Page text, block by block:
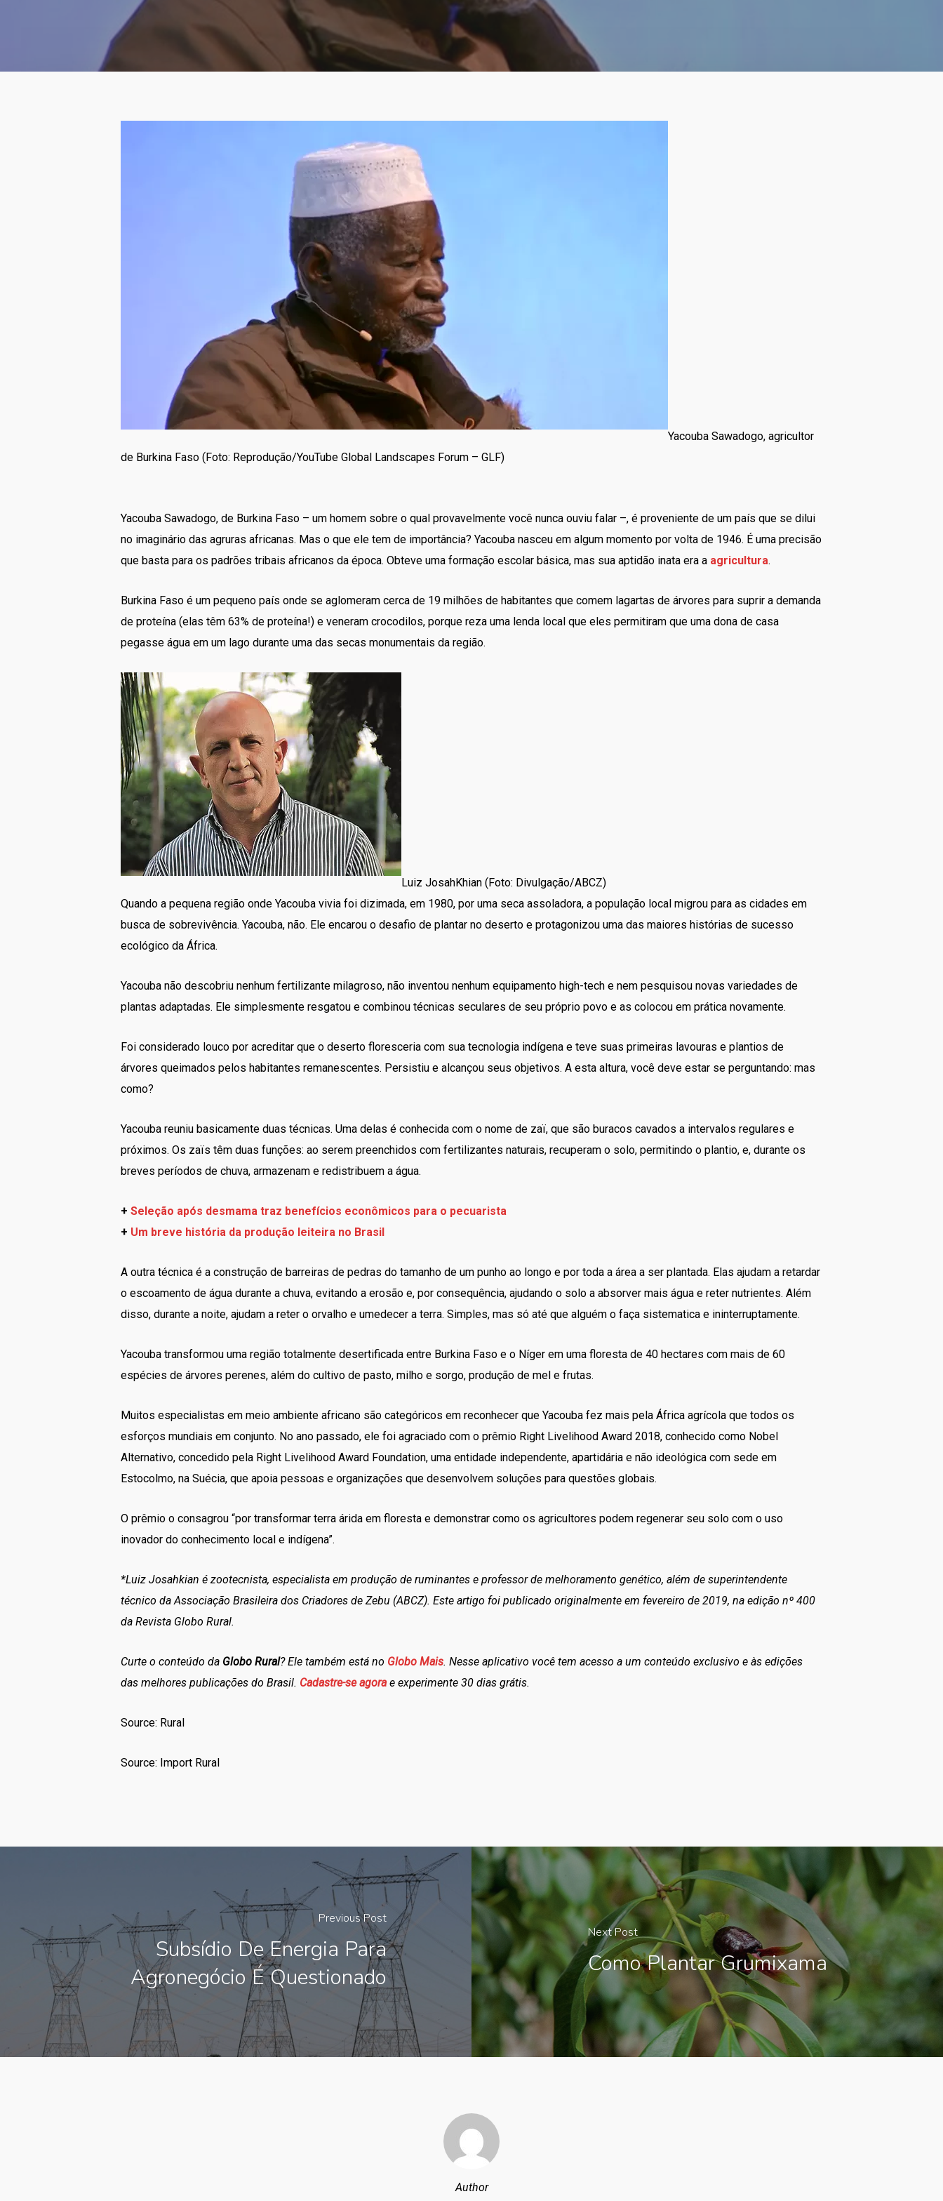
Yacouba Sawadogo, agricultor
de Burkina Faso (Foto: Reprodução/YouTube Global Landscapes Forum – GLF)
Yacouba Sawadogo, de Burkina Faso – um homem sobre o qual provavelmente você nunca ouviu falar –, é proveniente de um país que se dilui
no imaginário das agruras africanas. Mas o que ele tem de importância? Yacouba nasceu em algum momento por volta de 1946. É uma precisão
que basta para os padrões tribais africanos da época. Obteve uma formação escolar básica, mas sua aptidão inata era a agricultura.
Burkina Faso é um pequeno país onde se aglomeram cerca de 19 milhões de habitantes que comem lagartas de árvores para suprir a demanda
de proteína (elas têm 63% de proteína!) e veneram crocodilos, porque reza uma lenda local que eles permitiram que uma dona de casa
pegasse água em um lago durante uma das secas monumentais da região.
Luiz JosahKhian (Foto: Divulgação/ABCZ)
Quando a pequena região onde Yacouba vivia foi dizimada, em 1980, por uma seca assoladora, a população local migrou para as cidades em
busca de sobrevivência. Yacouba, não. Ele encarou o desafio de plantar no deserto e protagonizou uma das maiores histórias de sucesso
ecológico da África.
Yacouba não descobriu nenhum fertilizante milagroso, não inventou nenhum equipamento high-tech e nem pesquisou novas variedades de
plantas adaptadas. Ele simplesmente resgatou e combinou técnicas seculares de seu próprio povo e as colocou em prática novamente.
Foi considerado louco por acreditar que o deserto floresceria com sua tecnologia indígena e teve suas primeiras lavouras e plantios de
árvores queimados pelos habitantes remanescentes. Persistiu e alcançou seus objetivos. A esta altura, você deve estar se perguntando: mas
como?
Yacouba reuniu basicamente duas técnicas. Uma delas é conhecida com o nome de zaï, que são buracos cavados a intervalos regulares e
próximos. Os zaïs têm duas funções: ao serem preenchidos com fertilizantes naturais, recuperam o solo, permitindo o plantio, e, durante os
breves períodos de chuva, armazenam e redistribuem a água.
+ Seleção após desmama traz benefícios econômicos para o pecuarista
+ Um breve história da produção leiteira no Brasil
A outra técnica é a construção de barreiras de pedras do tamanho de um punho ao longo e por toda a área a ser plantada. Elas ajudam a retardar
o escoamento de água durante a chuva, evitando a erosão e, por consequência, ajudando o solo a absorver mais água e reter nutrientes. Além
disso, durante a noite, ajudam a reter o orvalho e umedecer a terra. Simples, mas só até que alguém o faça sistematica e ininterruptamente.
Yacouba transformou uma região totalmente desertificada entre Burkina Faso e o Níger em uma floresta de 40 hectares com mais de 60
espécies de árvores perenes, além do cultivo de pasto, milho e sorgo, produção de mel e frutas.
Muitos especialistas em meio ambiente africano são categóricos em reconhecer que Yacouba fez mais pela África agrícola que todos os
esforços mundiais em conjunto. No ano passado, ele foi agraciado com o prêmio Right Livelihood Award 2018, conhecido como Nobel
Alternativo, concedido pela Right Livelihood Award Foundation, uma entidade independente, apartidária e não ideológica com sede em
Estocolmo, na Suécia, que apoia pessoas e organizações que desenvolvem soluções para questões globais.
O prêmio o consagrou “por transformar terra árida em floresta e demonstrar como os agricultores podem regenerar seu solo com o uso
inovador do conhecimento local e indígena”.
*Luiz Josahkian é zootecnista, especialista em produção de ruminantes e professor de melhoramento genético, além de superintendente
técnico da Associação Brasileira dos Criadores de Zebu (ABCZ). Este artigo foi publicado originalmente em fevereiro de 2019, na edição nº 400
da Revista Globo Rural.
Curte o conteúdo da Globo Rural? Ele também está no Globo Mais. Nesse aplicativo você tem acesso a um conteúdo exclusivo e às edições
das melhores publicações do Brasil. Cadastre-se agora e experimente 30 dias grátis.
Source: Rural
Source: Import Rural
Previous Post
Subsídio De Energia Para
Agronegócio É Questionado
Next Post
Como Plantar Grumixama
Author